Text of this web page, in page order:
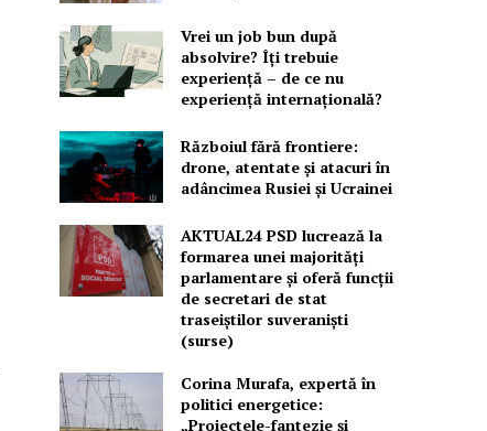
Vrei un job bun după
absolvire? Îți trebuie
experiență – de ce nu
experiență internațională?
Războiul fără frontiere:
drone, atentate și atacuri în
adâncimea Rusiei și Ucrainei
AKTUAL24 PSD lucrează la
formarea unei majorităţi
parlamentare și oferă funcții
de secretari de stat
traseiștilor suveraniști
(surse)
Corina Murafa, expertă în
politici energetice:
„Proiectele-fantezie și